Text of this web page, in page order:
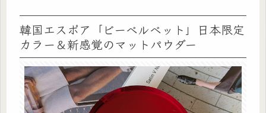
韓国エスポア「ビーベルベット」日本限定
カラー＆新感覚のマットパウダー